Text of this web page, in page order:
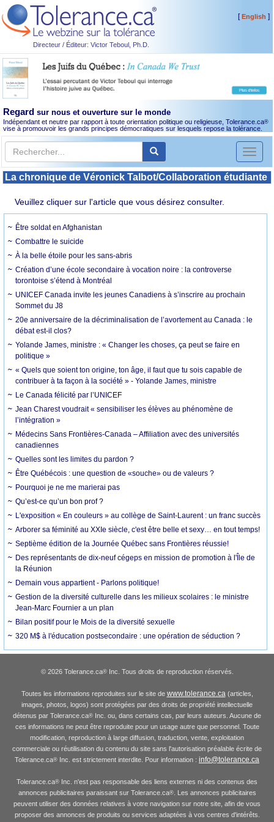
Directeur / Éditeur: Victor Teboul, Ph.D.
[English ]
Regard sur nous et ouverture sur le monde
Indépendant et neutre par rapport à toute orientation politique ou religieuse, Tolerance.ca®
vise à promouvoir les grands principes démocratiques sur lesquels repose la tolérance.
Toggle
La chronique de Véronick Talbot/Collaboration étudiante
Veuillez cliquer sur l'article que vous désirez consulter.
Être soldat en Afghanistan
Combattre le suicide
À la belle étoile pour les sans-abris
Création d’une école secondaire à vocation noire : la controverse
torontoise s’étend à Montréal
UNICEF Canada invite les jeunes Canadiens à s’inscrire au prochain
Sommet du J8
20e anniversaire de la décriminalisation de l’avortement au Canada : le
débat est-il clos?
Yolande James, ministre : « Changer les choses, ça peut se faire en
politique »
« Quels que soient ton origine, ton âge, il faut que tu sois capable de
contribuer à ta façon à la société » - Yolande James, ministre
Le Canada félicité par l’UNICEF
Jean Charest voudrait « sensibiliser les élèves au phénomène de
l’intégration »
Médecins Sans Frontières-Canada – Affiliation avec des universités
canadiennes
Quelles sont les limites du pardon ?
Être Québécois : une question de «souche» ou de valeurs ?
Pourquoi je ne me marierai pas
Qu’est-ce qu’un bon prof ?
L'exposition « En couleurs » au collège de Saint-Laurent : un franc succès
Arborer sa féminité au XXIe siècle, c'est être belle et sexy… en tout temps!
Septième édition de la Journée Québec sans Frontières réussie!
Des représentants de dix-neuf cégeps en mission de promotion à l'Île de
la Réunion
Demain vous appartient - Parlons politique!
Gestion de la diversité culturelle dans les milieux scolaires : le ministre
Jean-Marc Fournier a un plan
Bilan positif pour le Mois de la diversité sexuelle
320 M$ à l'éducation postsecondaire : une opération de séduction ?
© 2026 Tolerance.ca®Inc. Tous droits de reproduction réservés.
Toutes les informations reproduites sur le site de www.tolerance.ca (articles,
images, photos, logos) sont protégées par des droits de propriété intellectuelle
détenus par Tolerance.ca® Inc. ou, dans certains cas, par leurs auteurs. Aucune de
ces informations ne peut être reproduite pour un usage autre que personnel. Toute
modification, reproduction à large diffusion, traduction, vente, exploitation
commerciale ou réutilisation du contenu du site sans l'autorisation préalable écrite de
Tolerance.ca® Inc. est strictement interdite. Pour information : info@tolerance.ca
Tolerance.ca® Inc. n'est pas responsable des liens externes ni des contenus des
annonces publicitaires paraissant sur Tolerance.ca®. Les annonces publicitaires
peuvent utiliser des données relatives à votre navigation sur notre site, afin de vous
proposer des annonces de produits ou services adaptées à vos centres d'intérêts.